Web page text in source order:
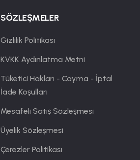
SÖZLEŞMELER
Gizlilik Politikası
KVKK Aydınlatma Metni
Tüketici Hakları - Cayma - İptal
İade Koşulları
Mesafeli Satış Sözleşmesi
Üyelik Sözleşmesi
Çerezler Politikası